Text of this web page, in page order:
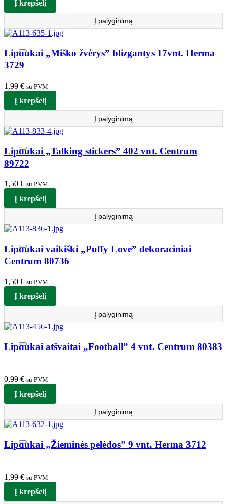
Į krepšelį
Į palyginimą
Lipdukai „Miško žvėrys” blizgantys 17vnt. Herma
3729
1,99 € su PVM
Į krepšelį
Į palyginimą
Lipdukai „Talking stickers” 402 vnt. Centrum
89722
1,50 € su PVM
Į krepšelį
Į palyginimą
Lipdukai vaikiški „Puffy Love” dekoraciniai
Centrum 80736
1,50 € su PVM
Į krepšelį
Į palyginimą
Lipdukai atšvaitai „Football” 4 vnt. Centrum 80383
0,99 € su PVM
Į krepšelį
Į palyginimą
Lipdukai „Žieminės pelėdos” 9 vnt. Herma 3712
1,99 € su PVM
Į krepšelį